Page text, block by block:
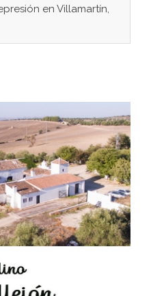
en Villamartín,
febrero-julio 1936
en el campo: del
de Los Hurones